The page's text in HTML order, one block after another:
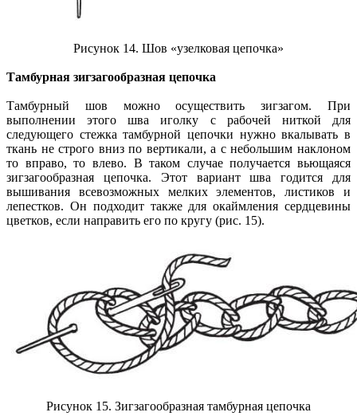
Рисунок 14. Шов «узелковая цепочка»
Тамбурная зигзагообразная цепочка
Тамбурный шов можно осуществить зигзагом. При
выполнении этого шва иголку с рабочей ниткой для
следующего стежка тамбурной цепочки нужно вкалывать в
ткань не строго вниз по вертикали, а с небольшим наклоном
то вправо, то влево. В таком случае получается вьющаяся
зигзагообразная цепочка. Этот вариант шва годится для
вышивания всевозможных мелких элементов, листиков и
лепестков. Он подходит также для окаймления сердцевины
цветков, если направить его по кругу (рис. 15).
Рисунок 15. Зигзагообразная тамбурная цепочка